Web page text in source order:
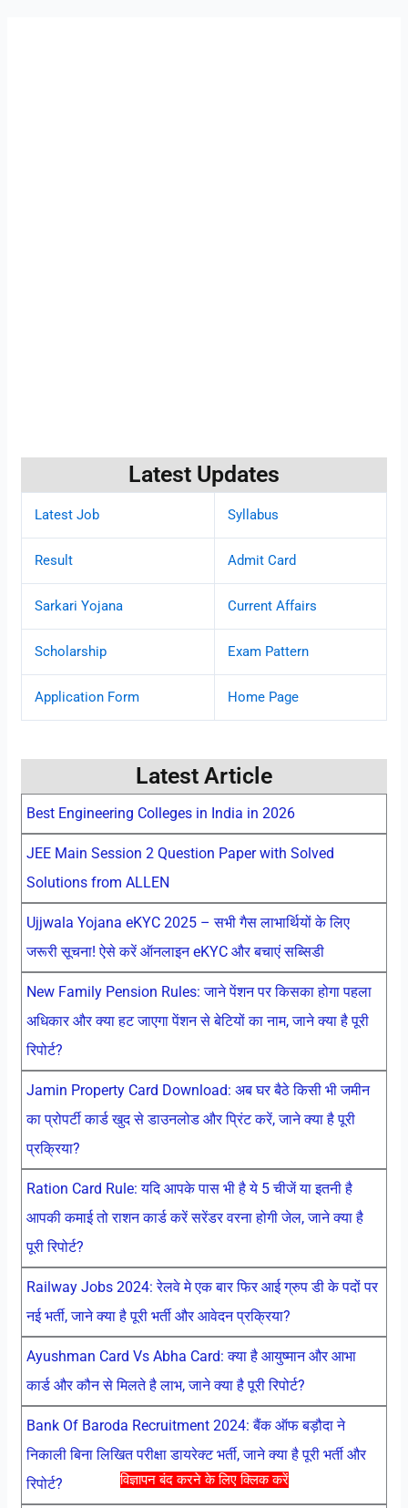
विज्ञापन बंद करने के लिए क्लिक करें
Latest Updates
Latest Job Syllabus
Result Admit Card
Sarkari Yojana Current Affairs
Scholarship Exam Pattern
Application Form Home Page
Latest Article
Best Engineering Colleges in India in 2026
JEE Main Session 2 Question Paper with Solved
Solutions from ALLEN
Ujjwala Yojana eKYC 2025 – सभी गैस लाभार्थियों के लिए
जरूरी सूचना! ऐसे करें ऑनलाइन eKYC और बचाएं सब्सिडी
New Family Pension Rules: जाने पेंशन पर किसका होगा पहला
अधिकार और क्या हट जाएगा पेंशन से बेटियों का नाम, जाने क्या है पूरी
रिपोर्ट?
Jamin Property Card Download: अब घर बैठे किसी भी जमीन
का प्रोपर्टी कार्ड खुद से डाउनलोड और प्रिंट करें, जाने क्या है पूरी
प्रक्रिया?
Ration Card Rule: यदि आपके पास भी है ये 5 चीजें या इतनी है
आपकी कमाई तो राशन कार्ड करें सरेंडर वरना होगी जेल, जाने क्या है
पूरी रिपोर्ट?
Railway Jobs 2024: रेलवे मे एक बार फिर आई ग्रुप डी के पदों पर
नई भर्ती, जाने क्या है पूरी भर्ती और आवेदन प्रक्रिया?
Ayushman Card Vs Abha Card: क्या है आयुष्मान और आभा
कार्ड और कौन से मिलते है लाभ, जाने क्या है पूरी रिपोर्ट?
Bank Of Baroda Recruitment 2024: बैंक ऑफ बड़ौदा ने
निकाली बिना लिखित परीक्षा डायरेक्ट भर्ती, जाने क्या है पूरी भर्ती और
रिपोर्ट?